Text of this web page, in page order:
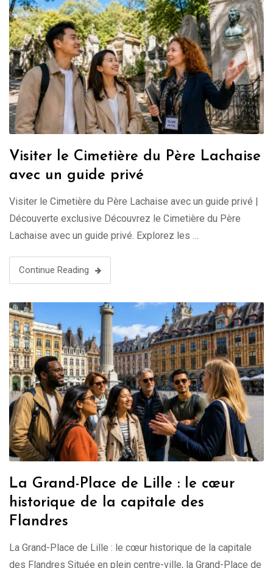
Visiter le Cimetière du Père Lachaise
avec un guide privé
Visiter le Cimetière du Père Lachaise avec un guide privé |
Découverte exclusive Découvrez le Cimetière du Père
Lachaise avec un guide privé. Explorez les …
Continue Reading
La Grand-Place de Lille : le cœur
historique de la capitale des
Flandres
La Grand-Place de Lille : le cœur historique de la capitale
des Flandres Située en plein centre-ville, la Grand-Place de